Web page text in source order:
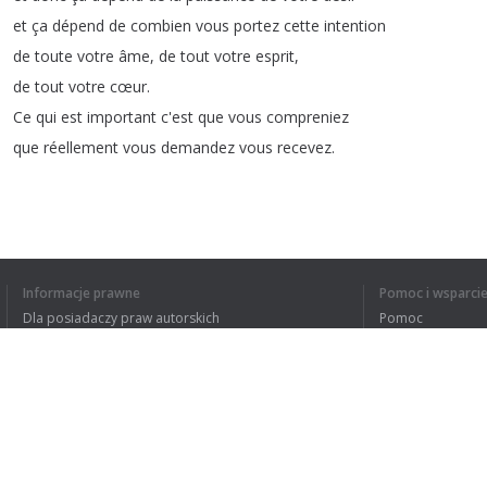
et ça dépend de combien vous portez cette intention
de toute votre âme, de tout votre esprit,
de tout votre cœur.
Ce qui est important c'est que vous compreniez
que réellement vous demandez vous recevez.
ZROZUMIAŁEM
Informacje prawne
Dla posiadaczy praw autorskich
Pomoc i wsparcie
Pomoc